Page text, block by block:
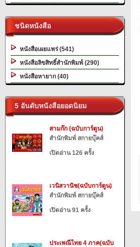
ชนิดหนังสือ
หนังสือเผยแพร่ (541)
หนังสือลิขสิทธิ์สำนักพิมพ์ (290)
หนังสือหายาก (40)
5 อันดับหนังสือยอดนิยม
สามก๊ก (ฉบับการ์ตูน)
สำนักพิมพ์ สกายบุ๊คส์
เปิดอ่าน 126 ครั้ง
เวนิสวานิช(ฉบับการ์ตูน)
สำนักพิมพ์ สกายบุ๊คส์
เปิดอ่าน 91 ครั้ง
ประเพณีไทย 4 ภาค(ฉบับ